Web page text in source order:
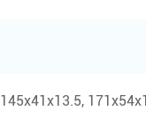
145x41x13.5,